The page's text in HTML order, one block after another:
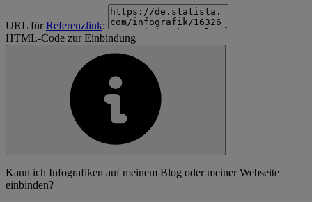
URL fürReferenzlink:
HTML-Code zur Einbindung
Kann ich Infografiken auf meinem Blog oder meiner Webseite
einbinden?